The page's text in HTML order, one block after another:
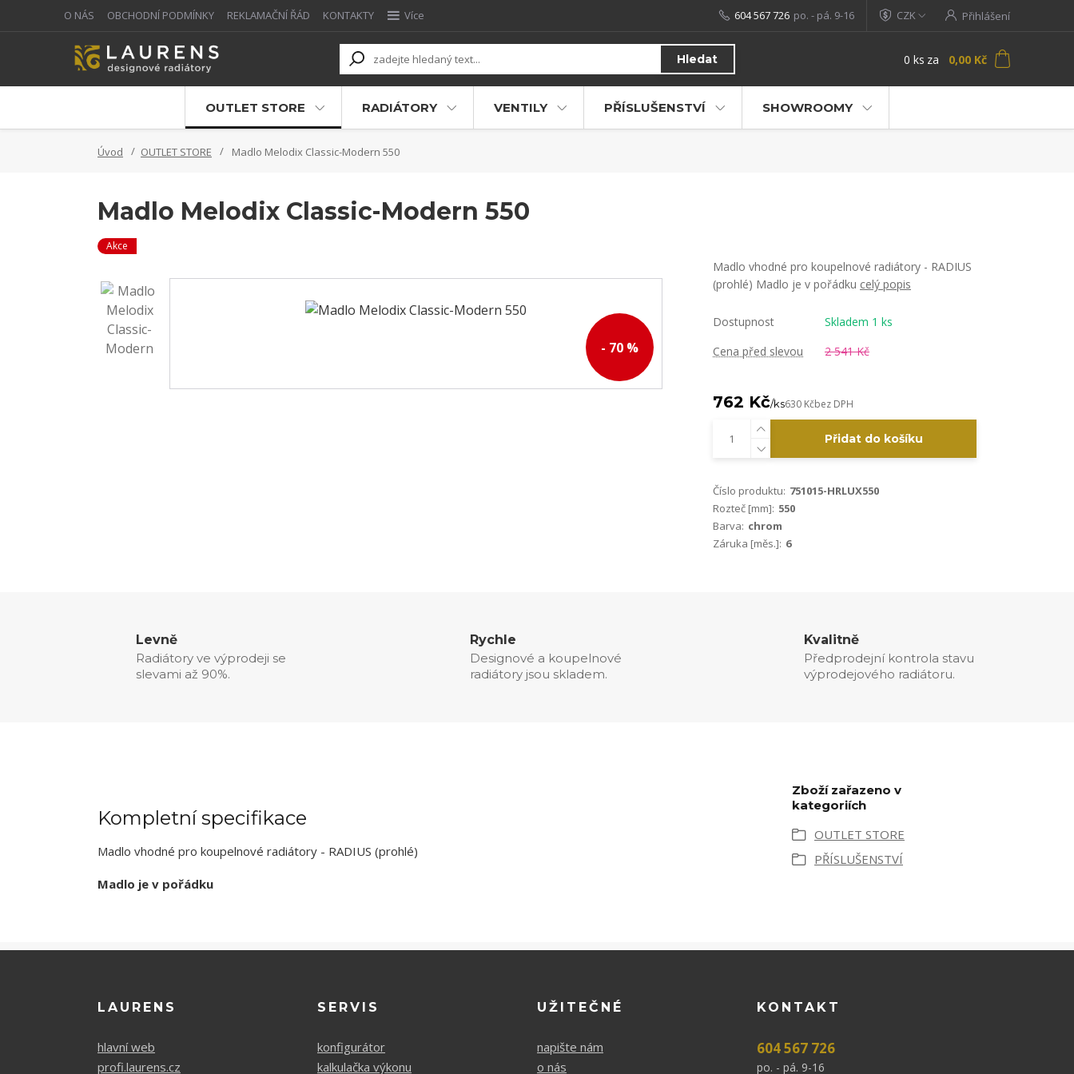
O NÁS OBCHODNÍ PODMÍNKY REKLAMAČNÍ ŘÁD KONTAKTY Více CZK Přihlášení
Hledat
604 567 726 po. - pá. 9-16
0 ks za 0,00 Kč
OUTLET STORE RADIÁTORY VENTILY PŘÍSLUŠENSTVÍ SHOWROOMY
Úvod OUTLET STORE Madlo Melodix Classic-Modern 550
Madlo Melodix Classic-Modern 550
Akce
- 70 %
Madlo vhodné pro koupelnové radiátory - RADIUS
(prohlé) Madlo je v pořádku celý popis
Dostupnost
Skladem 1 ks
Cena před slevou
2 541 Kč
762 Kč/ks630 Kčbez DPH
Přidat do košíku
Číslo produktu: 751015-HRLUX550
Rozteč [mm]: 550
Barva: chrom
Záruka [měs.]: 6
Levně
Radiátory ve výprodeji se
slevami až 90%.
Rychle
Designové a koupelnové
radiátory jsou skladem.
Kvalitně
Předprodejní kontrola stavu
výprodejového radiátoru.
Kompletní specifikace
Madlo vhodné pro koupelnové radiátory - RADIUS (prohlé)
Madlo je v pořádku
Zboží zařazeno v
kategoriích
OUTLET STORE
PŘÍSLUŠENSTVÍ
LAURENS
hlavní web
profi.laurens.cz
SERVIS
konfigurátor
kalkulačka výkonu
UŽITEČNÉ
napište nám
o nás
KONTAKT
604 567 726
po. - pá. 9-16